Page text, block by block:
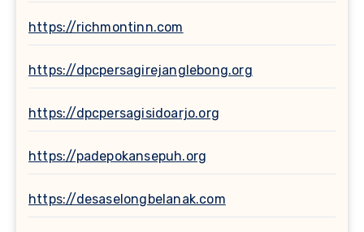
https://richmontinn.com
https://dpcpersagirejanglebong.org
https://dpcpersagisidoarjo.org
https://padepokansepuh.org
https://desaselongbelanak.com